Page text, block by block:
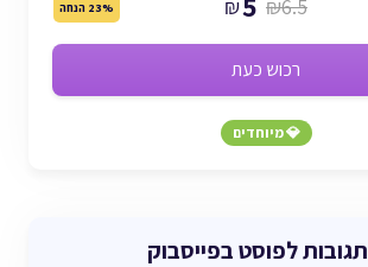
₪ ₪6.5 23% הנחה
רכוש כעת
💎 מיוחדים
תגובות לפוסט בפייסבוק